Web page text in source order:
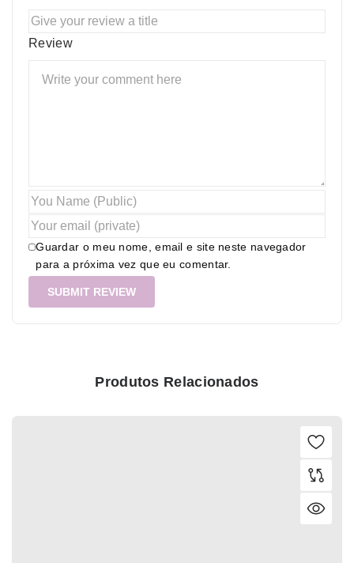
Review
Guardar o meu nome, email e site neste navegador
para a próxima vez que eu comentar.
Produtos Relacionados